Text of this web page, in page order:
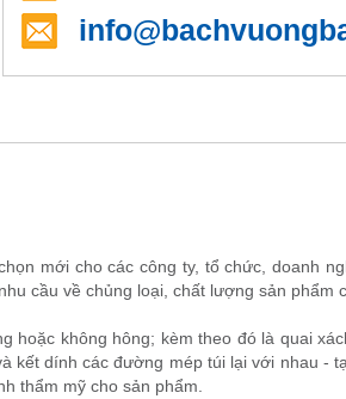
mới cho các công ty, tổ chức, doanh
cầu về chủng loại, chất lượng sản phẩm
hoặc không hông; kèm theo đó là quai
kết dính các đường mép túi lại với nhau -
thẩm mỹ cho sản phẩm.